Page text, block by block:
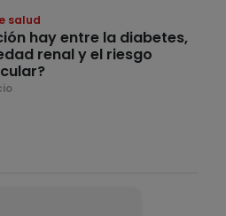
salud
hay entre la diabetes,
renal y el riesgo